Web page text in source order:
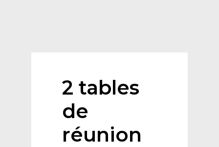
2 tables
de
réunion